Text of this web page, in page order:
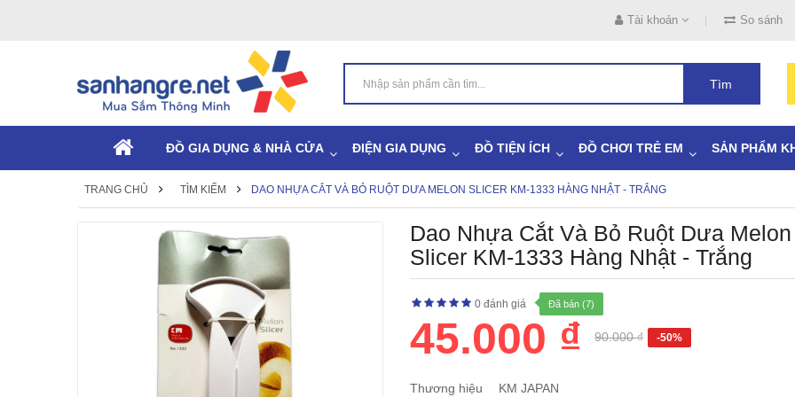
Tài khoản So sánh
Tìm
ĐỒ GIA DỤNG & NHÀ CỬA ĐIỆN GIA DỤNG ĐỒ TIỆN ÍCH ĐỒ CHƠI TRẺ EM SẢN PHẨM
TRANG CHỦ TÌM KIẾM DAO NHỰA CẮT VÀ BỎ RUỘT DƯA MELON SLICER KM-1333 HÀNG NHẬT - TRẮNG
Dao Nhựa Cắt Và Bỏ Ruột Dưa Melon
Slicer KM-1333 Hàng Nhật - Trắng
0 đánh giá Đã bán (7)
45.000 ₫ 90.000 ₫ -50%
Thương hiệu KM JAPAN